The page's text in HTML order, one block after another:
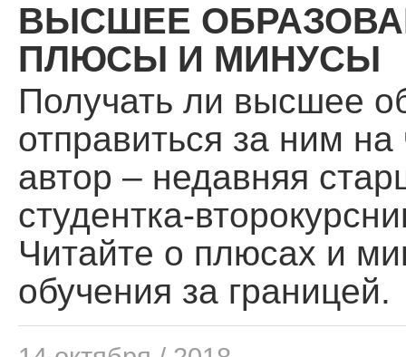
ВЫСШЕЕ
ПЛЮСЫ И МИНУСЫ
Получать ли высшее
отправиться за ним
автор – недавняя
студентка-
Читайте о плюсах и
обучения за границей.